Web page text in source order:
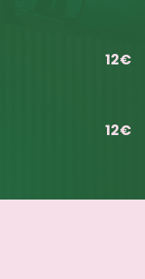
12€
12€